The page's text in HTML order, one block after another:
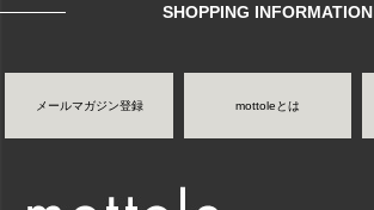
SHOPPING INFORMATION
メールマガジン登録 mottoleとは